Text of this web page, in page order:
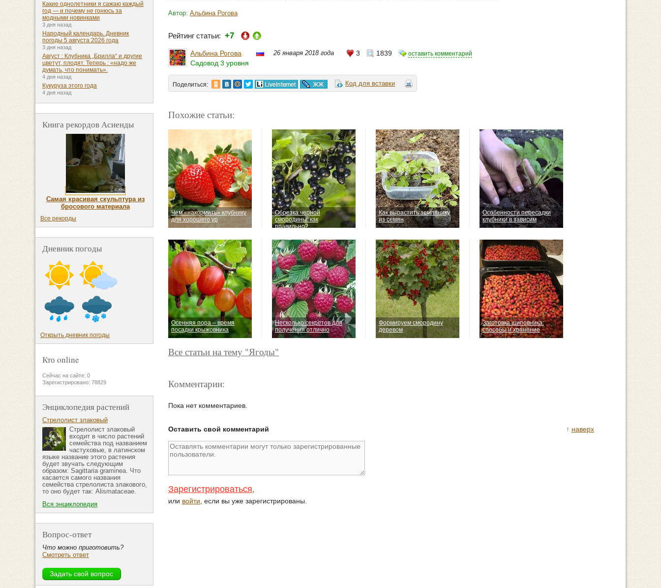
Автор: Альбина Рогова
Рейтинг статьи: +7
Альбина Рогова
Садовод 3 уровня
26 января 2018 года 3 1839 оставить комментарий
Поделиться: Код для вставки
Похожие статьи:
Чем «накормить» клубнику
для хорошего ур
Обрезка черной
смородины: как
правильно?
Как вырастить землянику
из семян
Особенности пересадки
клубники в зависим
Осенняя пора – время
посадки крыжовника
Несколько секретов для
получения отлично
Формируем смородину
деревом
Заготовка шиповника:
способы и хранение
Все статьи на тему "Ягоды"
Комментарии:
Пока нет комментариев.
↑ наверх
Оставить свой комментарий
Зарегистрироваться,
или войти , если вы уже зарегистрированы.
Какие однолетники я сажаю каждый
год — и почему не гонюсь за
модными новинками
3 дня назад
Народный календарь. Дневник
погоды 5 августа 2026 года
3 дня назад
Август : Клубника „Брилла“ и другие
цветут, плодят. Теперь : «надо же
думать, что понимать».
4 дня назад
Кукуруза этого года
4 дня назад
Книга рекордов Асиенды
Самая красивая скульптура из
бросового материала
Все рекорды
Дневник погоды
Открыть дневник погоды
Кто online
Сейчас на сайте: 0
Зарегистрировано: 78829
Энциклопедия растений
Стрелолист злаковый
Стрелолист злаковый
входит в число растений
семейства под названием
частуховые, в латинском
языке название этого растения
будет звучать следующим
образом: Sagittaria graminea. Что
касается самого названия
семейства стрелолиста злакового,
то оно будет так: Alismataceae.
Вся энциклопедия
Вопрос-ответ
Что можно приготовить?
Смотреть ответ